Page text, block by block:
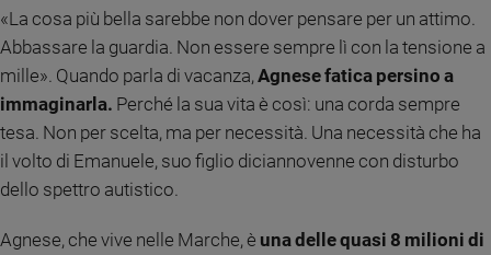
Ambiente
e
Creato
Volontariato
Diritti
Aziende
di
valore
«La cosa più bella sarebbe non dover pensare per un attimo.
Abbassare la guardia. Non essere sempre lì con la tensione a
mille». Quando parla di vacanza, Agnese fatica persino a
immaginarla. Perché la sua vita è così: una corda sempre
tesa. Non per scelta, ma per necessità. Una necessità che ha
il volto di Emanuele, suo figlio diciannovenne con disturbo
dello spettro autistico.
Agnese, che vive nelle Marche, è una delle quasi 8 milioni di